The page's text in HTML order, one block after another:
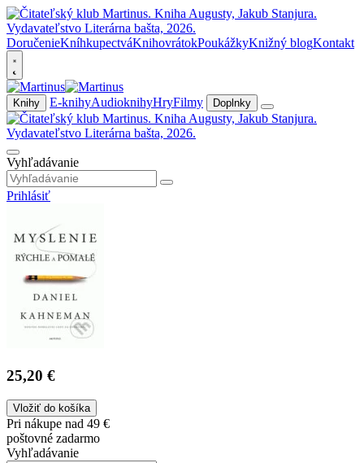
DoručenieKníhkupectváKnihovrátokPoukážkyKnižný blogKontakt
Knihy E-knihyAudioknihyHryFilmy Doplnky
Vyhľadávanie
Prihlásiť
25,20 €
Vložiť do košíka
Pri nákupe nad 49 €
poštovné zadarmo
Vyhľadávanie